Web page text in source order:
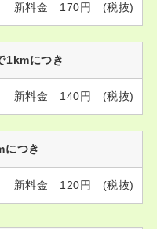
新料金 170円 (税抜)
1kmにつき
新料金 140円 (税抜)
につき
新料金 120円 (税抜)